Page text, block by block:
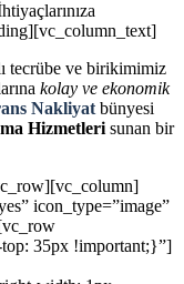
tecrübe ve birikimimiz
kolay ve ekonomik
Nakliyat bünyesi
Hizmetleri sunan bir
icon_type=”image”
35px !important;}”]